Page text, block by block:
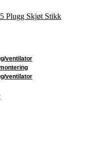
ventilator
ventilator
Plugg Skjøt Stikk